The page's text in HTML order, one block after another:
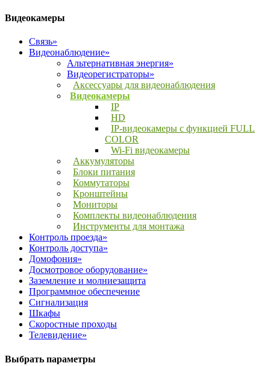
Видеокамеры
Связь»
Видеонаблюдение»
Альтернативная энергия»
Видеорегистраторы»
Аксессуары для видеонаблюдения
Видеокамеры
IP
HD
IP-видеокамеры с функцией FULL
COLOR
Wi-Fi видеокамеры
Аккумуляторы
Блоки питания
Коммутаторы
Кронштейны
Мониторы
Комплекты видеонаблюдения
Инструменты для монтажа
Контроль проезда»
Контроль доступа»
Домофония»
Досмотровое оборудование»
Заземление и молниезащита
Программное обеспечение
Сигнализация
Шкафы
Скоростные проходы
Телевидение»
Выбрать параметры